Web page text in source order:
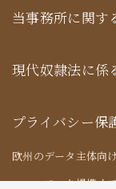
当事務所に関す
現代奴隷法に係
プライバシー保
欧州のデータ主体向
ニューヨーク提携オ